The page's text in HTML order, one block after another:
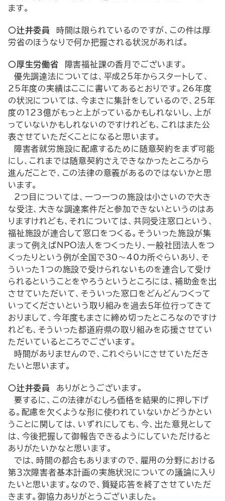
ます。
○辻井委員
時間は限られているのですが、この件は厚
労省のほうなりで何か把握される状況があれば。
○厚生労働省 障害福祉課の香月でございます。
優先調達法については、平成25年からスタートして、
25年度の実績はここに書いてあるとおりです。26年度
の状況については、今まさに集計をしているので、25年
度の123億がもっと上がっているかもしれないし、上が
っていないかもしれないのですけれども、これはまた公
表させていただくことになると思います。
障害者就労施設に配慮するために随意契約をまず可能
にし、これまでは随意契約さえできなかったところから
進んだことで、この法律の意義があるのではないかと思
います。
２つ目については、一つ一つの施設は小さいので大き
な受注、大きな調達案件だと参加できないというのはあ
りますけれども、それについては、共同受注窓口という、
福祉施設が連合して窓口をつくる。そういった施設が集
まって例えばNPO法人をつくったり、一般社団法人をつ
くったりという例が全国で30～40カ所ぐらいあり、そ
ういった１つの施設で受けられないものを連合して受け
られるということをやろうというところには、補助金を出
させていただいて、そういった窓口をどんどんつくって
いってくださいという取り組みを過去５年位行ってきて
おりまして、今年度もまさに締め切ったところなのですけ
れども、そういった都道府県の取り組みを応援させてい
ただいているところでございます。
時間がありませんので、これぐらいにさせていただき
たいと思います。
○辻井委員
ありがとうございます。
要するに、この法律がむしろ価格を結果的に押し下げ
る。配慮を欠くような形に使われていないかどうかとい
うことに関しては、いずれにしても、今、出た意見として
は、今後把握して御報告できるようにしていただけると
ありがたいかなと思います。
では、時間の都合もありますので、雇用の分野における
第３次障害者基本計画の実施状況についての議論に入り
たいと思います。なので、質疑応答を終了させていただ
きます。御協力ありがとうございました。